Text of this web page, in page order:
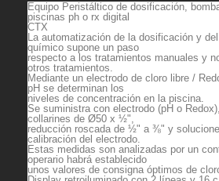
Equipo Peristáltico de dosificación, b
piscinas ph o rx digital
CTX
La automatización de la dosificación y
químico supone un paso
respecto a los tratamientos manuales y
otros tratamientos.
Mediante un electrodo de cloro libre /
pH se determinan los
niveles de concentración en la piscina.
Se suministra con electrodo (pH o
collarines de Ø50 x ½",
reducción roscada de ½" a ⅜" y
calibración del electrodo.
Estas medidas son analizadas por un
operario habrá establecido
unos valores de consigna óptimos de